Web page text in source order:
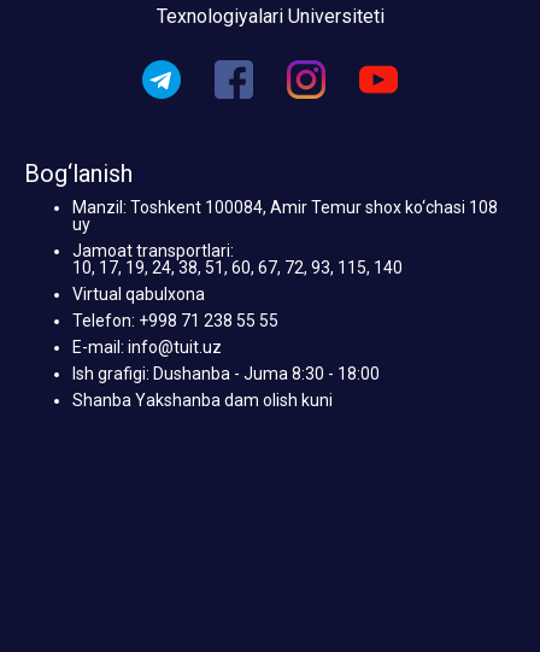
Texnologiyalari Universiteti
Bog‘lanish
Manzil: Toshkent 100084, Amir Temur shox ko‘chasi 108
uy
Jamoat transportlari:
10, 17, 19, 24, 38, 51, 60, 67, 72, 93, 115, 140
Virtual qabulxona
Telefon: +998 71 238 55 55
E-mail: info@tuit.uz
Ish grafigi: Dushanba - Juma 8:30 - 18:00
Shanba Yakshanba dam olish kuni